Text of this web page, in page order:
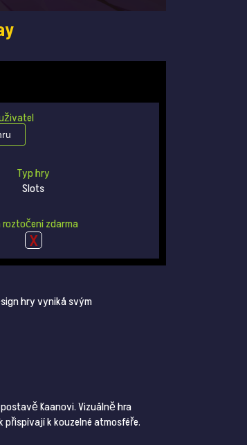
Typ hry
Slots
roztočení zdarma
hry vyniká svým
Kaanovi. Vizuálně hra
k kouzelné atmosféře.